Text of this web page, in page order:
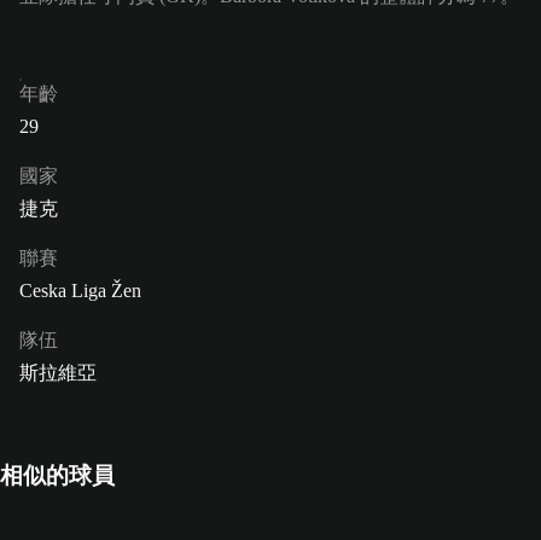
年齡
29
國家
捷克
聯賽
Ceska Liga Žen
隊伍
斯拉維亞
相似的球員